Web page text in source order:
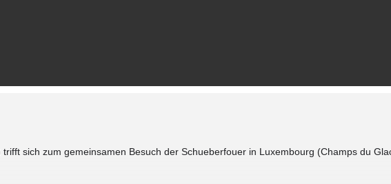
sich zum gemeinsamen Besuch der Schueberfouer in Luxembourg (Champs du